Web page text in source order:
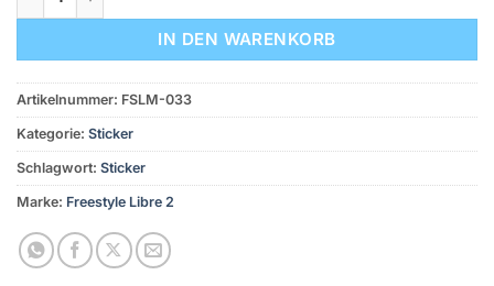
IN DEN WARENKORB
Artikelnummer: FSLM-033
Kategorie: Sticker
Schlagwort: Sticker
Marke: Freestyle Libre 2